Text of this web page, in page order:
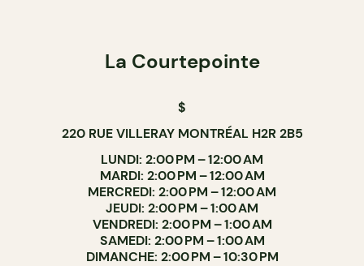
La Courtepointe
$
220 RUE VILLERAY MONTRÉAL H2R 2B5
LUNDI: 2:00 PM – 12:00 AM
MARDI: 2:00 PM – 12:00 AM
MERCREDI: 2:00 PM – 12:00 AM
JEUDI: 2:00 PM – 1:00 AM
VENDREDI: 2:00 PM – 1:00 AM
SAMEDI: 2:00 PM – 1:00 AM
DIMANCHE: 2:00 PM – 10:30 PM